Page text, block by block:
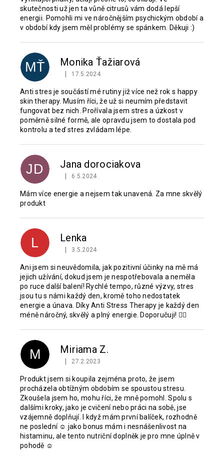
skutečnosti už jen ta vůně citrusů vám dodá lepší
energii. Pomohli mi ve náročnějším psychickým období a
v období kdy jsem měl problémy se spánkem. Děkuji :)
MŤ Monika Ťažiarová
Hodnocení produktu je 5 z 5 hvězdiček.
17.5.2024
Anti stres je součástí mé rutiny již více než rok s happy
skin therapy. Musím říci, že už si neumím představit
fungovat bez nich. Prořívala jsem stres a úzkost v
poměrně silné formě, ale opravdu jsem to dostala pod
kontrolu a teď stres zvládam lépe.
JD Jana dorociakova
Hodnocení produktu je 5 z 5 hvězdiček.
6.5.2024
Mám více energie a nejsem tak unavená. Za mne skvělý
produkt
L Lenka
Hodnocení produktu je 5 z 5 hvězdiček.
3.5.2024
Ani jsem si neuvědomila, jak pozitivní účinky na mě má
jejich užívání, dokud jsem je nespotřebovala a neměla
po ruce další balení! Rychlé tempo, různé výzvy, stres
jsou tu s námi každý den, kromě toho nedostatek
energie a únava. Díky Anti Stress Therapy je každý den
méně náročný, skvělý a plný energie. Doporučuji! 👌🏼
M Miriama Z.
Hodnocení produktu je 5 z 5 hvězdiček.
27.2.2023
Produkt jsem si koupila zejména proto, že jsem
procházela obtížným obdobím se spoustou stresu.
Zkoušela jsem ho, mohu říci, že mně pomohl. Spolu s
dalšími kroky, jako je cvičení nebo práci na sobě, jse
vzájemně doplňují. I když mám první balíček, rozhodně
ne poslední ☺ jako bonus mám i nesnášenlivost na
histaminu, ale tento nutriční doplněk je pro mne úplně v
pohodě ☺